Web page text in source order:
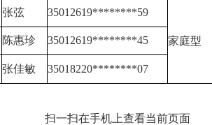
张弦 35012619********59
家庭型
陈惠珍 35012619********45
张佳敏 35018220********07
扫一扫在手机上查看当前页面